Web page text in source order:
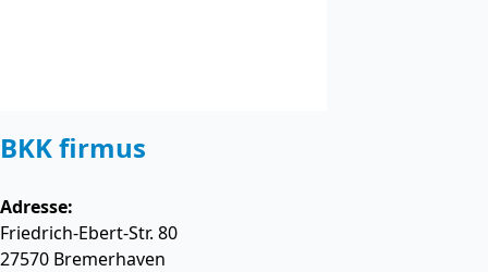
BKK firmus
Adresse:
Friedrich-Ebert-Str. 80
27570 Bremerhaven